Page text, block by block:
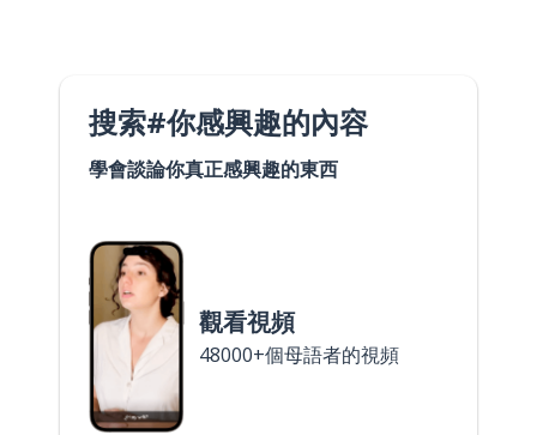
搜索#你感興趣的內容
學會談論你真正感興趣的東西
觀看視頻
48000+個母語者的視頻